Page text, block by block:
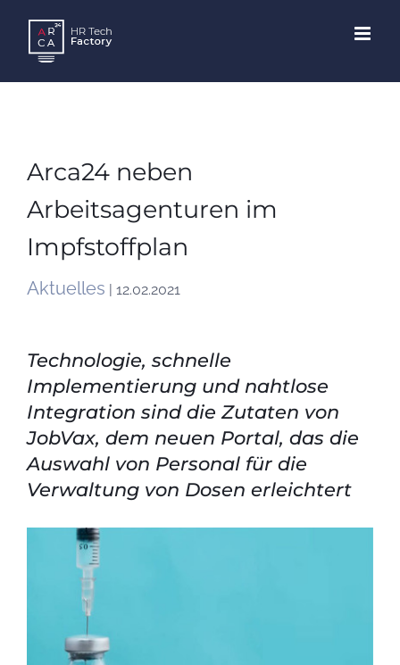
content
Arca24 neben
Arbeitsagenturen im
Impfstoffplan
Aktuelles | 12.02.2021
Technologie, schnelle
Implementierung und nahtlose
Integration sind die Zutaten von
JobVax, dem neuen Portal, das die
Auswahl von Personal für die
Verwaltung von Dosen erleichtert